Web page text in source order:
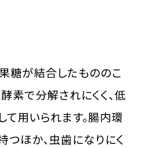
糖が結合したもののこ
素で分解されにくく、低
て用いられます。腸内環
ほか、虫歯になりにく